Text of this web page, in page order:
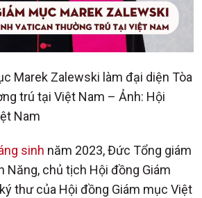
Marek Zalewski làm đại diện Tòa
trú tại Việt Nam – Ảnh: Hội
Nam
sinh năm 2023, Đức Tổng giám
Năng, chủ tịch Hội đồng Giám
thư của Hội đồng Giám mục Việt